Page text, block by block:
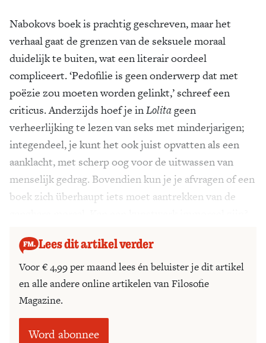
Nabokovs boek is prachtig geschreven, maar het
verhaal gaat de grenzen van de seksuele moraal
duidelijk te buiten, wat een literair oordeel
compliceert. ‘Pedofilie is geen onderwerp dat met
poëzie zou moeten worden gelinkt,’ schreef een
criticus. Anderzijds hoef je inLolitageen
verheerlijking te lezen van seks met minderjarigen;
integendeel, je kunt het ook juist opvatten als een
aanklacht, met scherp oog voor de uitwassen van
menselijk gedrag. Bovendien kun je je afvragen of een
boek zich überhaupt iets moet aantrekken van de
Lees dit artikel verder
Voor € 4,99 per maand lees én beluister je dit artikel
en alle andere online artikelen van Filosofie
Magazine.
Word abonnee